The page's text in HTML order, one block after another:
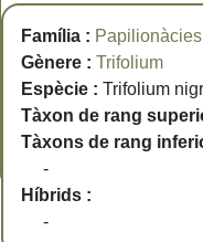
Família : Papilionàcies
Gènere :Trifolium
Espècie :Trifolium
Tàxon de rang
Tàxons de rang
-
Híbrids :
-